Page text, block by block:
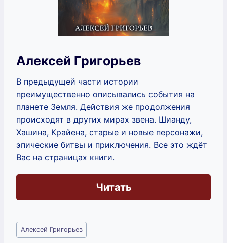
Алексей Григорьев
В предыдущей части истории
преимущественно описывались события на
планете Земля. Действия же продолжения
происходят в других мирах звена. Шианду,
Хашина, Крайена, старые и новые персонажи,
эпические битвы и приключения. Все это ждёт
Вас на страницах книги.
Читать
Метки
записи:
Алексей Григорьев